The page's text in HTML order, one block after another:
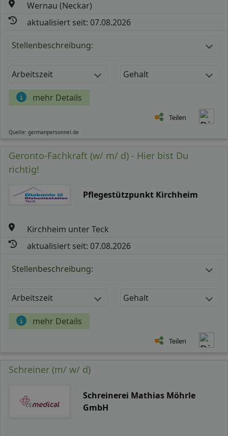
Wernau (Neckar)
aktualisiert seit: 07.08.2026
Stellenbeschreibung:
Arbeitszeit Gehalt
mehr Details
Teilen
Quelle: germanpersonnel.de
Geronto-Fachkraft (w/ m/ d) - Hier bist Du
richtig!
Pflegestützpunkt Kirchheim
Kirchheim unter Teck
aktualisiert seit: 07.08.2026
Stellenbeschreibung:
Arbeitszeit Gehalt
mehr Details
Teilen
Schreiner (m/ w/ d)
Schreinerei Mathias Möhrle
GmbH